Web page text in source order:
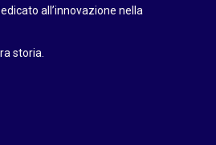
all’innovazione nella
storia